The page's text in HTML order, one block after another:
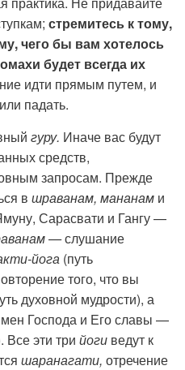
стремитесь к тому,
чего бы вам хотелось
будет всегда их
идти прямым путем, и
падать.
гуру. Иначе вас будут
средств,
запросам. Прежде
в шраванам, мананам и
Сарасвати и Гангу —
—слушание
йога (путь
того, что вы
духовной мудрости), а
Господа и Его славы —
Все эти три йоги ведут к
шаранагати, отречение